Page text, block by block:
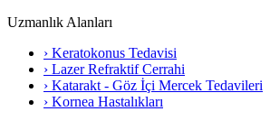
Uzmanlık Alanları
› Keratokonus Tedavisi
› Lazer Refraktif Cerrahi
› Katarakt - Göz İçi Mercek Tedavileri
› Kornea Hastalıkları